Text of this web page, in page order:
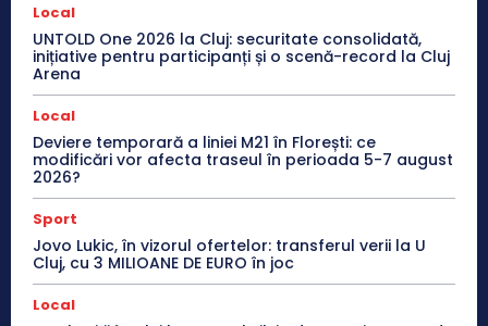
Local
UNTOLD One 2026 la Cluj: securitate consolidată,
inițiative pentru participanți și o scenă-record la Cluj
Arena
Local
Deviere temporară a liniei M21 în Florești: ce
modificări vor afecta traseul în perioada 5-7 august
2026?
Sport
Jovo Lukic, în vizorul ofertelor: transferul verii la U
Cluj, cu 3 MILIOANE DE EURO în joc
Local